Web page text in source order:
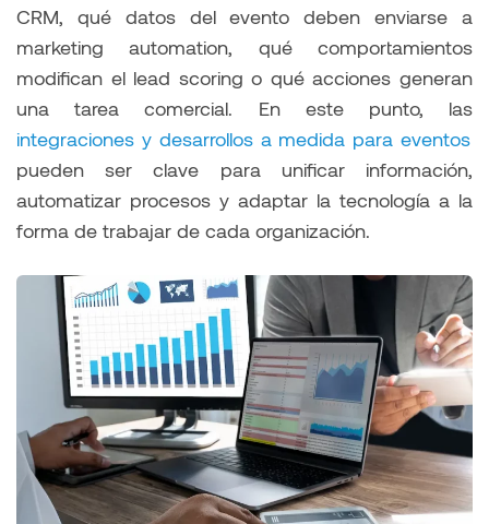
CRM, qué datos del evento deben enviarse a
marketing automation, qué comportamientos
modifican el lead scoring o qué acciones generan
una tarea comercial. En este punto, las
integraciones y desarrollos a medida para eventos
pueden ser clave para unificar información,
automatizar procesos y adaptar la tecnología a la
forma de trabajar de cada organización.